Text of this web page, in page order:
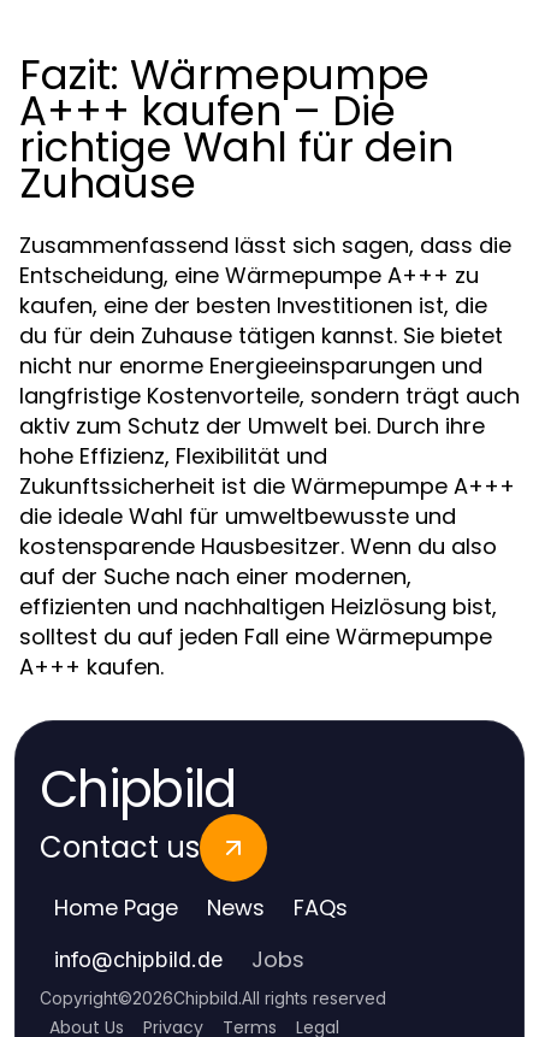
Fazit: Wärmepumpe
A+++ kaufen – Die
richtige Wahl für dein
Zuhause
Zusammenfassend lässt sich sagen, dass die
Entscheidung, eine Wärmepumpe A+++ zu
kaufen, eine der besten Investitionen ist, die
du für dein Zuhause tätigen kannst. Sie bietet
nicht nur enorme Energieeinsparungen und
langfristige Kostenvorteile, sondern trägt auch
aktiv zum Schutz der Umwelt bei. Durch ihre
hohe Effizienz, Flexibilität und
Zukunftssicherheit ist die Wärmepumpe A+++
die ideale Wahl für umweltbewusste und
kostensparende Hausbesitzer. Wenn du also
auf der Suche nach einer modernen,
effizienten und nachhaltigen Heizlösung bist,
solltest du auf jeden Fall eine Wärmepumpe
A+++ kaufen.
Chipbild
Contact us
Home Page News FAQs
info@chipbild.de Jobs
Copyright©2026Chipbild.All rights reserved
About Us Privacy Terms Legal